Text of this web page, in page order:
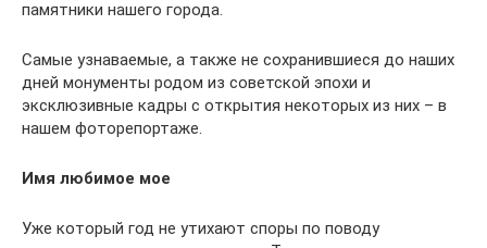
памятники нашего города.
Самые узнаваемые, а также не сохранившиеся до наших
дней монументы родом из советской эпохи и
эксклюзивные кадры с открытия некоторых из них – в
нашем фоторепортаже.
Имя любимое мое
Уже который год не утихают споры по поводу